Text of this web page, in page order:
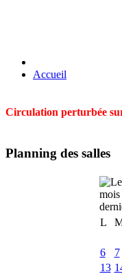
Accueil
Circulation perturbée
Planning des salles
L
6
7
13